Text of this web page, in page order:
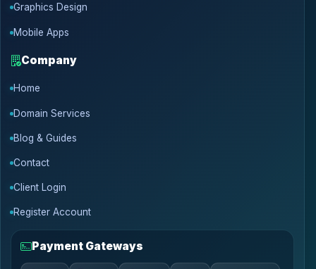
Graphics Design
Mobile Apps
Company
Home
Domain Services
Blog & Guides
Contact
Client Login
Register Account
Payment Gateways